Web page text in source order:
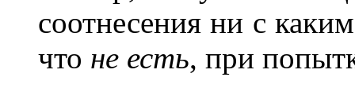
соотнесения ни с
что не есть, при